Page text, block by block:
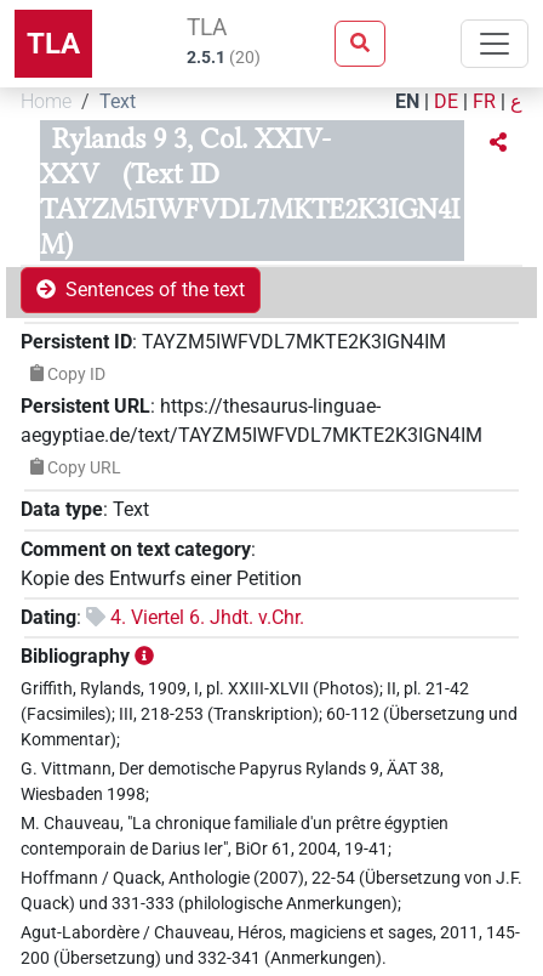
TLA TLA
2.5.1 (20)
Home Text EN | DE | FR | ع
Rylands 9 3, Col. XXIV-
XXV
(Text ID
TAYZM5IWFVDL7MKTE2K3IGN4I
M)
Sentences of the text
Persistent ID: TAYZM5IWFVDL7MKTE2K3IGN4IM
Copy ID
Persistent URL: https://thesaurus-linguae-
aegyptiae.de/text/TAYZM5IWFVDL7MKTE2K3IGN4IM
Copy URL
Data type: Text
Comment on text category:
Kopie des Entwurfs einer Petition
Dating:
4. Viertel 6. Jhdt. v.Chr.
Bibliography
Griffith, Rylands, 1909, I, pl. XXIII-XLVII (Photos); II, pl. 21-42
(Facsimiles); III, 218-253 (Transkription); 60-112 (Übersetzung und
Kommentar);
G. Vittmann, Der demotische Papyrus Rylands 9, ÄAT 38,
Wiesbaden 1998;
M. Chauveau, "La chronique familiale d'un prêtre égyptien
contemporain de Darius Ier", BiOr 61, 2004, 19-41;
Hoffmann / Quack, Anthologie (2007), 22-54 (Übersetzung von J.F.
Quack) und 331-333 (philologische Anmerkungen);
Agut-Labordère / Chauveau, Héros, magiciens et sages, 2011, 145-
200 (Übersetzung) und 332-341 (Anmerkungen).